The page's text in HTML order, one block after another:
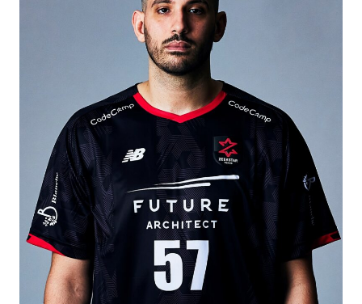
お問い合わせ
CSRのご依頼
スクール体験・入会希望
FAQ